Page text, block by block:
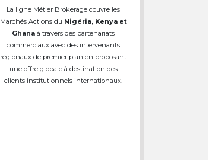
La ligne Métier Brokerage couvre les
Marchés Actions du Nigéria, Kenya et
Ghana à travers des partenariats
commerciaux avec des intervenants
régionaux de premier plan en proposant
une offre globale à destination des
clients institutionnels internationaux.